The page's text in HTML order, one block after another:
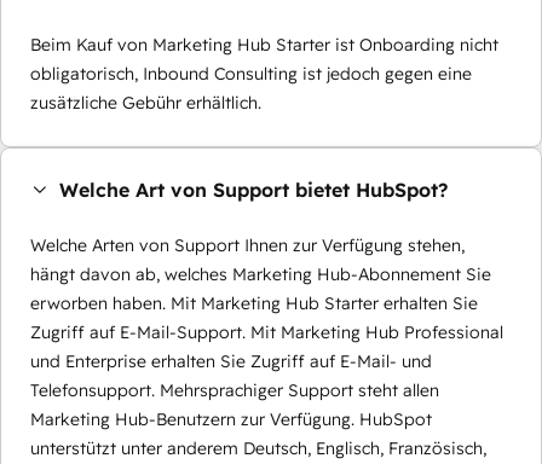
Beim Kauf von Marketing Hub Starter ist Onboarding nicht
obligatorisch, Inbound Consulting ist jedoch gegen eine
zusätzliche Gebühr erhältlich.
Welche Art von Support bietet HubSpot?
Welche Arten von Support Ihnen zur Verfügung stehen,
hängt davon ab, welches Marketing Hub-Abonnement Sie
erworben haben. Mit Marketing Hub Starter erhalten Sie
Zugriff auf E-Mail-Support. Mit Marketing Hub Professional
und Enterprise erhalten Sie Zugriff auf E-Mail- und
Telefonsupport. Mehrsprachiger Support steht allen
Marketing Hub-Benutzern zur Verfügung. HubSpot
unterstützt unter anderem Deutsch, Englisch, Französisch,